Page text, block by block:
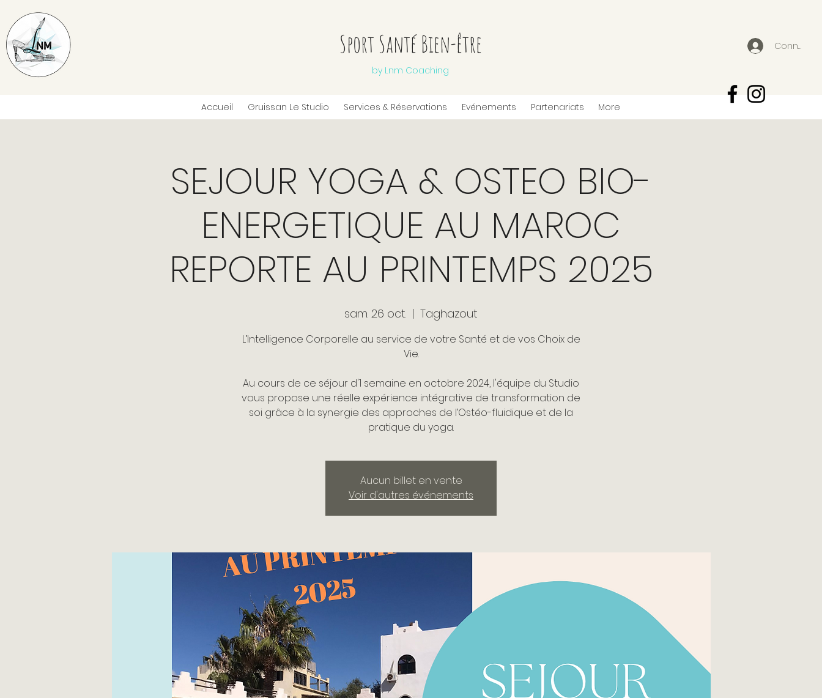
Connexion
Sport Santé Bien-être
by Lnm Coaching
Accueil Gruissan Le Studio Services & Réservations Evénements Partenariats More
SEJOUR YOGA & OSTEO BIO-
ENERGETIQUE AU MAROC
REPORTE AU PRINTEMPS 2025
sam. 26 oct.
  |
Taghazout
L’Intelligence Corporelle au service de votre Santé et de vos Choix de
Vie.
Au cours de ce séjour d'1 semaine en octobre 2024, l'équipe du Studio
vous propose une réelle expérience intégrative de transformation de
soi grâce à la synergie des approches de l’Ostéo-fluidique et de la
pratique du yoga.
Aucun billet en vente
Voir d'autres événements